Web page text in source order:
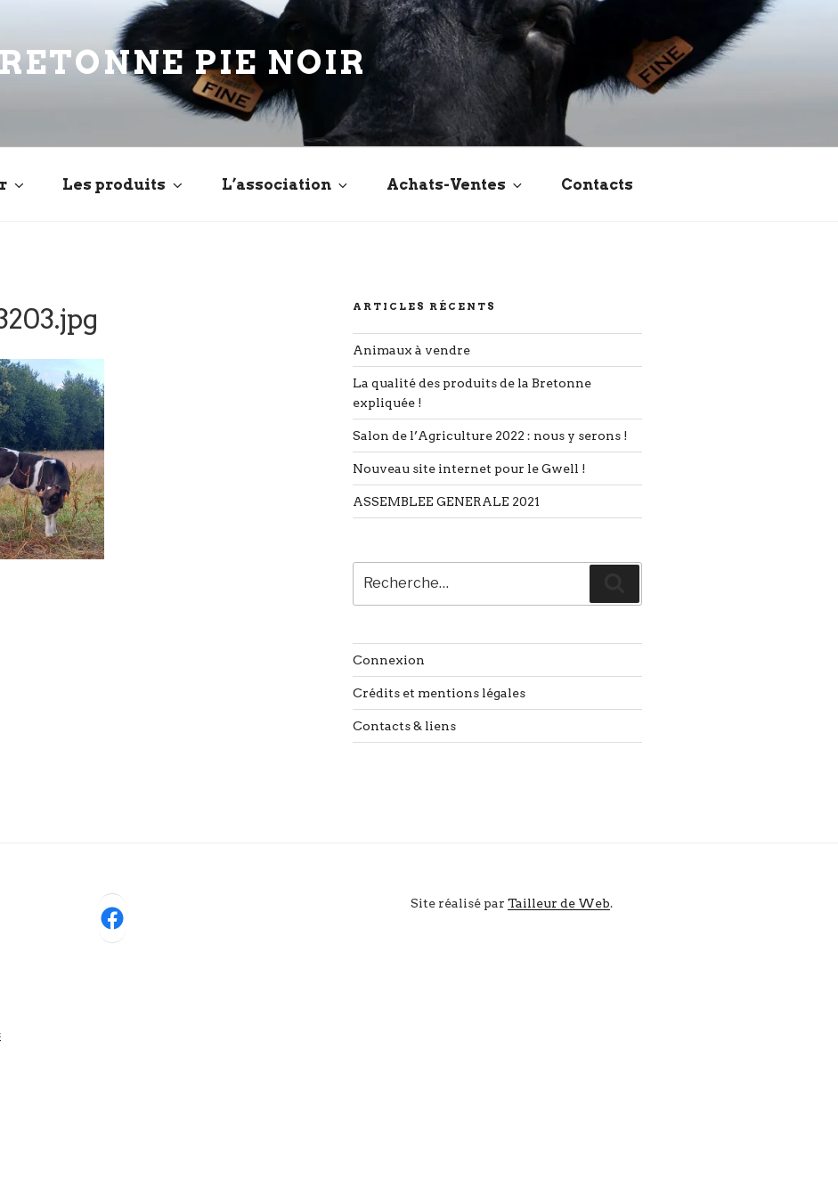
PIE NOIR
Les produits L’association Achats-Ventes Contacts
ARTICLES RÉCENTS
Animaux à vendre
La qualité des produits de la Bretonne
expliquée !
Salon de l’Agriculture 2022 : nous y serons !
Nouveau site internet pour le Gwell !
ASSEMBLEE GENERALE 2021
pour
:
Connexion
Crédits et mentions légales
Contacts & liens
Facebook
Site réalisé parTailleur de Web.